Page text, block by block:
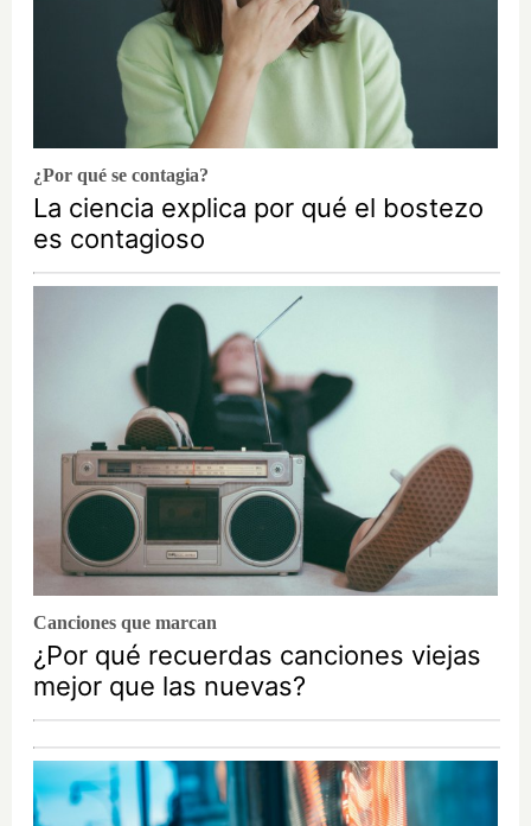
¿Por qué se contagia?
La ciencia explica por qué el bostezo
es contagioso
Canciones que marcan
¿Por qué recuerdas canciones viejas
mejor que las nuevas?